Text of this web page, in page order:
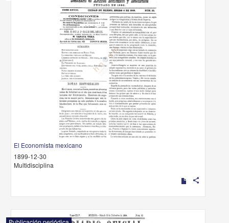
El Economista mexicano
1899-12-30
Multidisciplina
share